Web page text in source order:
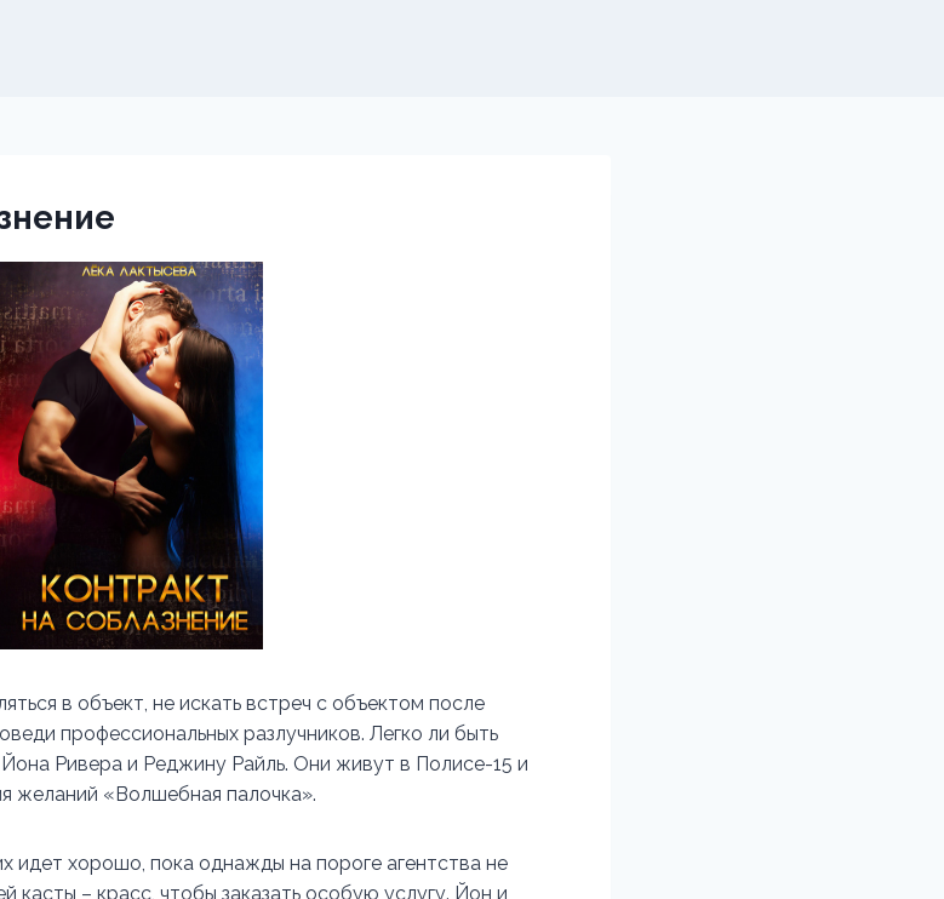
в объект, не искать встреч с объектом после
профессиональных разлучников. Легко ли быть
Ривера и Реджину Райль. Они живут в Полисе-15 и
желаний «Волшебная палочка».
идет хорошо, пока однажды на пороге агентства не
касты – красс, чтобы заказать особую услугу. Йон и